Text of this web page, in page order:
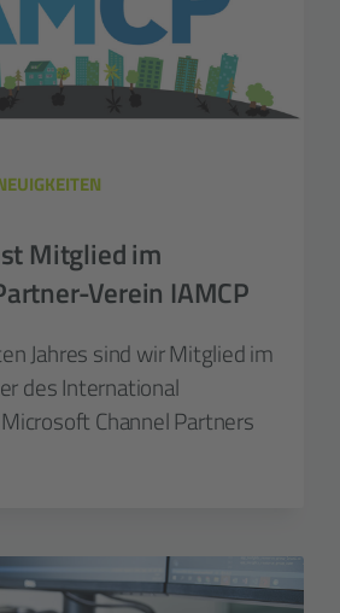
Mitglied im
Verein IAMCP
Jahres sind wir Mitglied im
des International
Channel Partners